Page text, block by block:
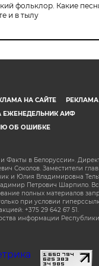
фольклор. Какие
и в тылу
НА САЙТЕ
РЕКЛАМА
ЕЖЕНЕДЕЛЬНИК АИФ
ОБ ОШИБКЕ
Факты в Белоруссии».
Соколов. Заместители
и Юлия Владимировна
Петрович Шарпило.
полных материалов
при условии
+375 29 642 67 51.
информации